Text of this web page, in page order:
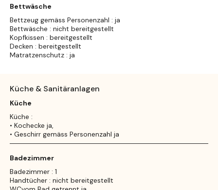
Bettwäsche
Bettzeug gemäss Personenzahl : ja
Bettwäsche : nicht bereitgestellt
Kopfkissen : bereitgestellt
Decken : bereitgestellt
Matratzenschutz : ja
Küche & Sanitäranlagen
Küche
Küche :
• Kochecke ja,
• Geschirr gemäss Personenzahl ja
Badezimmer
Badezimmer : 1
Handtücher : nicht bereitgestellt